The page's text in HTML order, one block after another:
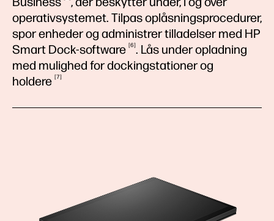
operativsystemet. Tilpas oplåsningsprocedurer,
spor enheder og administrer tilladelser med HP
Smart Dock-software 6 . Lås under opladning
med mulighed for dockingstationer og
holdere
7